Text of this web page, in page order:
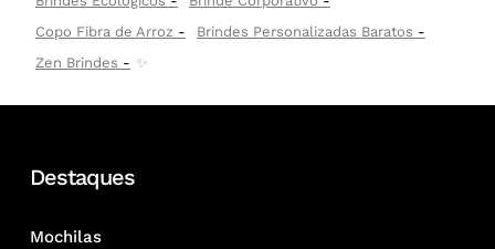
Copo Fibra de Arroz
Brindes Personalizadas Baratos
Zen Brindes
✨
Destaques
Mochilas